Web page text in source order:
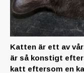
Katten är ett av
är så konstigt
katt eftersom en